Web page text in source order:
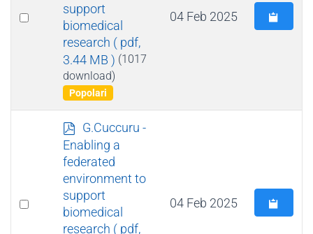
Select
support
biomedical
research ( pdf,
3.44 MB ) (1017
download)
Popolari
04 Feb 2025
Select
p
d
f
G.Cuccuru -
Enabling a
federated
environment to
support
biomedical
research ( pdf,
04 Feb 2025